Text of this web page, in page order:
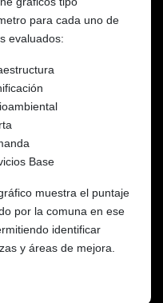
para cada uno de
evaluados:
Base
muestra el puntaje
por la comuna en ese
identificar
y áreas de mejora.